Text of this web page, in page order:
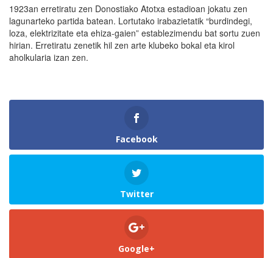
1923an erretiratu zen Donostiako Atotxa estadioan jokatu zen
lagunarteko partida batean. Lortutako irabazietatik “burdindegi,
loza, elektrizitate eta ehiza-gaien” establezimendu bat sortu zuen
hirian. Erretiratu zenetik hil zen arte klubeko bokal eta kirol
aholkularia izan zen.
Facebook
Twitter
Google+